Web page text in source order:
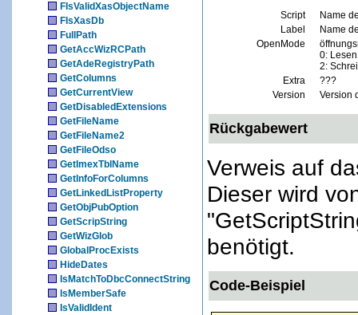
FIsValidXasObjectName
FIsXasDb
FullPath
GetAccWizRCPath
GetAdeRegistryPath
GetColumns
GetCurrentView
GetDisabledExtensions
GetFileName
GetFileName2
GetFileOdso
GetImexTblName
GetInfoForColumns
GetLinkedListProperty
GetObjPubOption
GetScripString
GetWizGlob
GlobalProcExists
HideDates
IsMatchToDbcConnectString
IsMemberSafe
IsValidIdent
Script
Name
Label
Name
OpenMode
0: Lesen
2:
Extra
???
Version
Version
Rückgabewert
Verweis auf
Dieser wird
benötigt.
Code-Beispiel